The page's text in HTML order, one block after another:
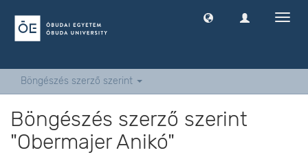
Böngészés szerző szerint
Böngészés szerző szerint
"Obermajer Anikó"